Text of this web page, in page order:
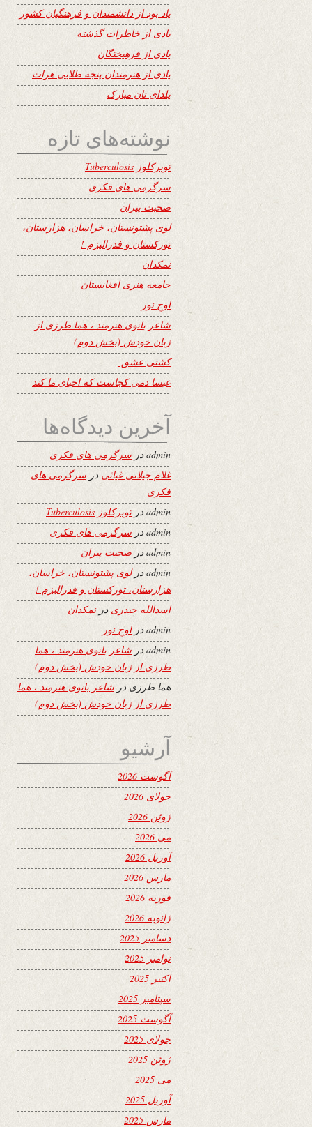
یاد بود از دانشمندان و فرهنگیان کشور
یادی از خاطرات گذشته
یادی از فرهیختگان
یادی از هنرمندان پنجه طلایی هرات
یلدای تان مبارک
نوشته‌های تازه
توبرکلوز Tuberculosis
سرگرمی های فکری
صحبت پیران
لوی پشتونستان، خراسان، هزارستان،
تورکستان و فدرالیزم !
نمکدان
جامعه هنری افغانستان
اوجِ نور
شاعر بانوی هنرمند ، هما طرزی از
زبان خودش (بخش دوم)
کشتی عشق
عیسا دمی کجاست که احیای ما کند
آخرین دیدگاه‌ها
adminدر سرگرمی های فکری
غلام جیلانی غیاثی در سرگرمی های
فکری
adminدرتوبرکلوز Tuberculosis
adminدر سرگرمی های فکری
adminدر صحبت پیران
adminدرلوی پشتونستان، خراسان،
هزارستان، تورکستان و فدرالیزم !
اسدالله حیدری درنمکدان
adminدراوجِ نور
adminدر شاعر بانوی هنرمند ، هما
طرزی از زبان خودش (بخش دوم)
هما طرزی در شاعر بانوی هنرمند ، هما
طرزی از زبان خودش (بخش دوم)
آرشیو
آگوست 2026
جولای 2026
ژوئن 2026
می 2026
آوریل 2026
مارس 2026
فوریه 2026
ژانویه 2026
دسامبر 2025
نوامبر 2025
اکتبر 2025
سپتامبر 2025
آگوست 2025
جولای 2025
ژوئن 2025
می 2025
آوریل 2025
مارس 2025